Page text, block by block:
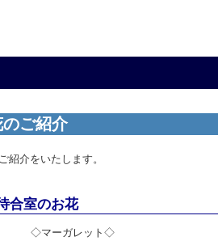
ご紹介
紹介をいたします。
室のお花
◇マーガレット◇